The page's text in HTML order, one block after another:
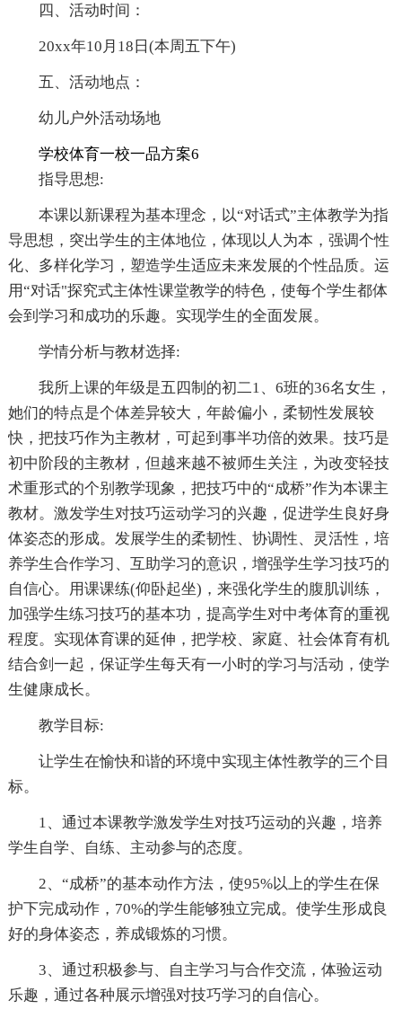
四、活动时间：
20xx年10月18日(本周五下午)
五、活动地点：
幼儿户外活动场地
学校体育一校一品方案6
指导思想:
本课以新课程为基本理念，以“对话式”主体教学为指
导思想，突出学生的主体地位，体现以人为本，强调个性
化、多样化学习，塑造学生适应未来发展的个性品质。运
用“对话"探究式主体性课堂教学的特色，使每个学生都体
会到学习和成功的乐趣。实现学生的全面发展。
学情分析与教材选择:
我所上课的年级是五四制的初二1、6班的36名女生，
她们的特点是个体差异较大，年龄偏小，柔韧性发展较
快，把技巧作为主教材，可起到事半功倍的效果。技巧是
初中阶段的主教材，但越来越不被师生关注，为改变轻技
术重形式的个别教学现象，把技巧中的“成桥”作为本课主
教材。激发学生对技巧运动学习的兴趣，促进学生良好身
体姿态的形成。发展学生的柔韧性、协调性、灵活性，培
养学生合作学习、互助学习的意识，增强学生学习技巧的
自信心。用课课练(仰卧起坐)，来强化学生的腹肌训练，
加强学生练习技巧的基本功，提高学生对中考体育的重视
程度。实现体育课的延伸，把学校、家庭、社会体育有机
结合剑一起，保证学生每天有一小时的学习与活动，使学
生健康成长。
教学目标:
让学生在愉快和谐的环境中实现主体性教学的三个目
标。
1、通过本课教学激发学生对技巧运动的兴趣，培养
学生自学、自练、主动参与的态度。
2、“成桥”的基本动作方法，使95%以上的学生在保
护下完成动作，70%的学生能够独立完成。使学生形成良
好的身体姿态，养成锻炼的习惯。
3、通过积极参与、自主学习与合作交流，体验运动
乐趣，通过各种展示增强对技巧学习的自信心。